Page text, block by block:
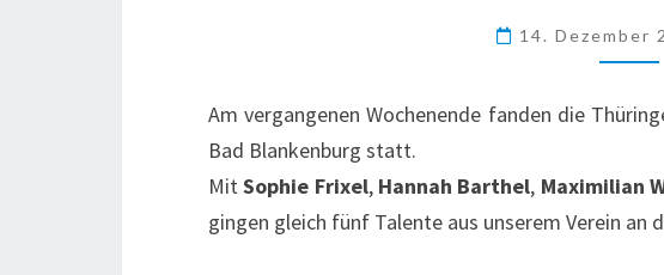
14. Dezember
Am vergangenen Wochenende fanden die
Bad Blankenburg statt.
MitSophie Frixel, Hannah Barthel, Maximilian
gingen gleich fünf Talente aus unserem Verein an